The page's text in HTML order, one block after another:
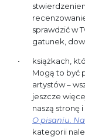
sprawdzić w
gatunek,
książkach,
Mogą to być
artystów –
jeszcze
naszą stronę
O pisaniu. Na
kategorii